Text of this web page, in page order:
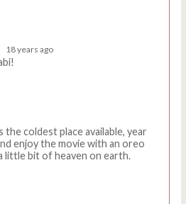
18 years ago
the coldest place available, year
enjoy the movie with an oreo
little bit of heaven on earth.